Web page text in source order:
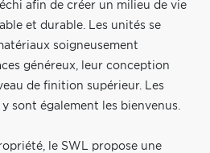
afin de créer un milieu de vie
et durable. Les unités se
soigneusement
généreux, leur conception
de finition supérieur. Les
sont également les bienvenus.
le SWL propose une